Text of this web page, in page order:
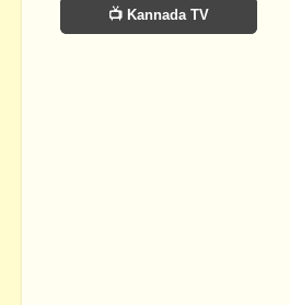
📺 Kannada TV